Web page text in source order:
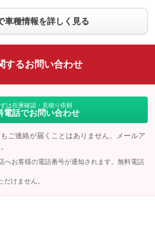
フロントカメラ
：装備あり
：装備あり
ルーフレール
：装備なし
：装備なし
車種情報を詳しく見る
するお問い合わせ
ずは在庫確認・見積り依頼
電話でお問い合わせ
ご連絡が届くことはありません。メールア
お客様の電話番号が通知されます。無料電話
けません。